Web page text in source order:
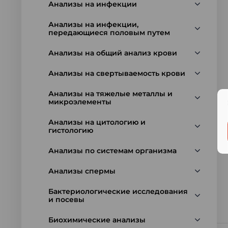
Анализы на инфекции
Анализы на инфекции,
передающиеся половым путем
Анализы на общий анализ крови
Анализы на свертываемость крови
Анализы на тяжелые металлы и
микроэлементы
Анализы на цитологию и
гистологию
Анализы по системам организма
Анализы спермы
Бактериологические исследования
и посевы
Биохимические анализы